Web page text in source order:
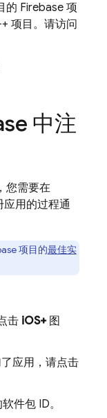
的 Firebase 项
项目。请访问
中注
您需要在
应用的过程通
项目的最佳实
击 iOS+图
应用，请点击
件包 ID。